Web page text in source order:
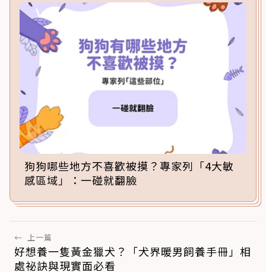
狗狗哪些地方不喜歡被摸？專家列「4大敏
感區域」：一碰就翻臉
← 上一篇
好想養一隻黃金獵犬？「犬界暖男飼養手冊」相
處祕訣與現實面必看